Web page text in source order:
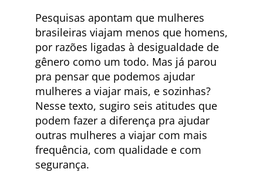
Pesquisas apontam que mulheres
brasileiras viajam menos que homens,
por razões ligadas à desigualdade de
gênero como um todo. Mas já parou
pra pensar que podemos ajudar
mulheres a viajar mais, e sozinhas?
Nesse texto, sugiro seis atitudes que
podem fazer a diferença pra ajudar
outras mulheres a viajar com mais
frequência, com qualidade e com
segurança.